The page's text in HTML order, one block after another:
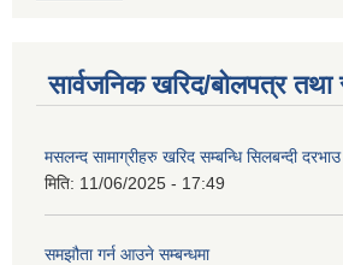
सार्वजनिक खरिद/बोलपत्र
मसलन्द सामाग्रीहरु खरिद सम्बन्धि सिलबन्दी
मिति: 11/06/2025 - 17:49
समझौता गर्न आउने सम्बन्धमा